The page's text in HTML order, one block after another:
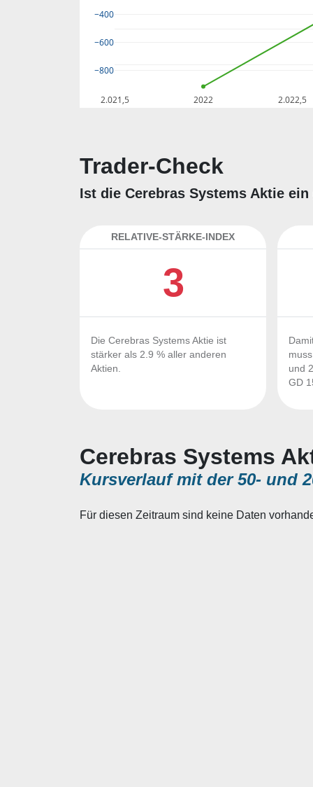
2.021,5 2022 2.022,5
−800
−600
−400
Trader-Check
Ist die Cerebras Systems Aktie
RELATIVE-STÄRKE-INDEX
3
Die Cerebras Systems Aktie ist
stärker als 2.9 % aller anderen
Aktien.
und
GD
Cerebras Systems
Kursverlauf mit der 50- und
Für diesen Zeitraum sind keine Daten